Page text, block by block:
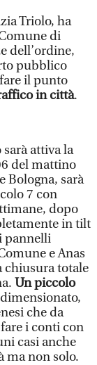
Triolo, ha
di
dell’ordine,
pubblico
il punto
in città.
attiva la
del mattino
Bologna, sarà
7 con
dopo
in tilt
pannelli
e Anas
chiusura totale
Un piccolo
che da
i conti con
casi anche
ma non solo.